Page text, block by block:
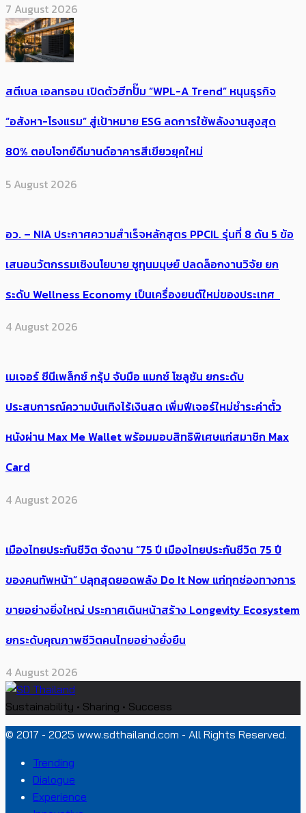
7 August 2026
สตีเบล เอลทรอน เปิดตัวฮีทปั๊ม “WPL-A Trend” หนุนธุรกิจ
“อสังหา-โรงแรม” สู่เป้าหมาย ESG ลดการใช้พลังงานสูงสุด
80% ตอบโจทย์ดีมานด์อาคารสีเขียวยุคใหม่
5 August 2026
อว. – NIA ประกาศความสำเร็จหลักสูตร PPCIL รุ่นที่ 8 ดัน 5 ข้อ
เสนอนวัตกรรมเชิงนโยบาย ชูทุนมนุษย์ ปลดล็อกงานวิจัย ยก
ระดับ Wellness Economy เป็นเครื่องยนต์ใหม่ของประเทศ
4 August 2026
เมเจอร์ ซีนีเพล็กซ์ กรุ้ป จับมือ แมกซ์ โซลูชัน ยกระดับ
ประสบการณ์ความบันเทิงไร้เงินสด เพิ่มฟีเจอร์ใหม่ชำระค่าตั๋ว
หนังผ่าน Max Me Wallet พร้อมมอบสิทธิพิเศษแก่สมาชิก Max
Card
4 August 2026
เมืองไทยประกันชีวิต จัดงาน “75 ปี เมืองไทยประกันชีวิต 75 ปี
ของคนทัพหน้า” ปลุกสุดยอดพลัง Do It Now แก่ทุกช่องทางการ
ขายอย่างยิ่งใหญ่ ประกาศเดินหน้าสร้าง Longevity Ecosystem
ยกระดับคุณภาพชีวิตคนไทยอย่างยั่งยืน
4 August 2026
Sustainability • Sharing • Success
© 2017 - 2025 www.sdthailand.com - All Rights Reserved.
Trending
Dialogue
Experience